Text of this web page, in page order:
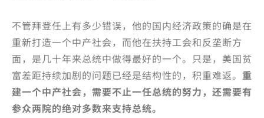
不管拜登任上有多少错误，他的国内经济政策的确是在
重新打造一个中产社会，而他在扶持工会和反垄断方
面，是几十年来总统中做得最好的一个。只是，美国贫
富差距持续加剧的问题已经是结构性的，积重难返。 重
建一个中产社会，需要不止一任总统的努力，还需要有
参众两院的绝对多数来支持总统。